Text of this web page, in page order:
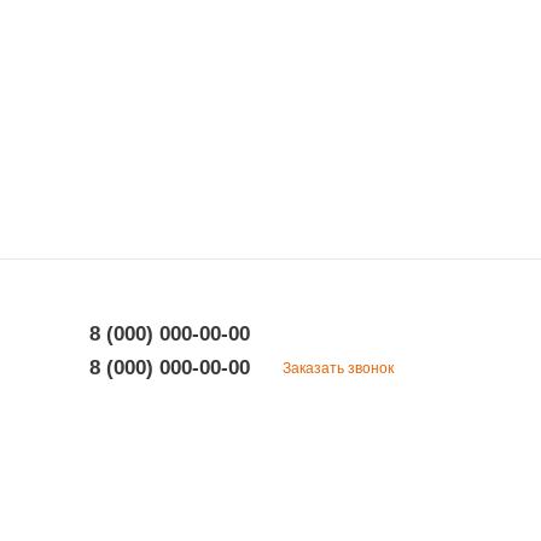
8 (000) 000-00-00
8 (000) 000-00-00
Заказать звонок